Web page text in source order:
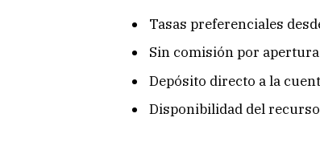
Tasas preferenciales
Sin comisión por apertura
Depósito directo a la
Disponibilidad del